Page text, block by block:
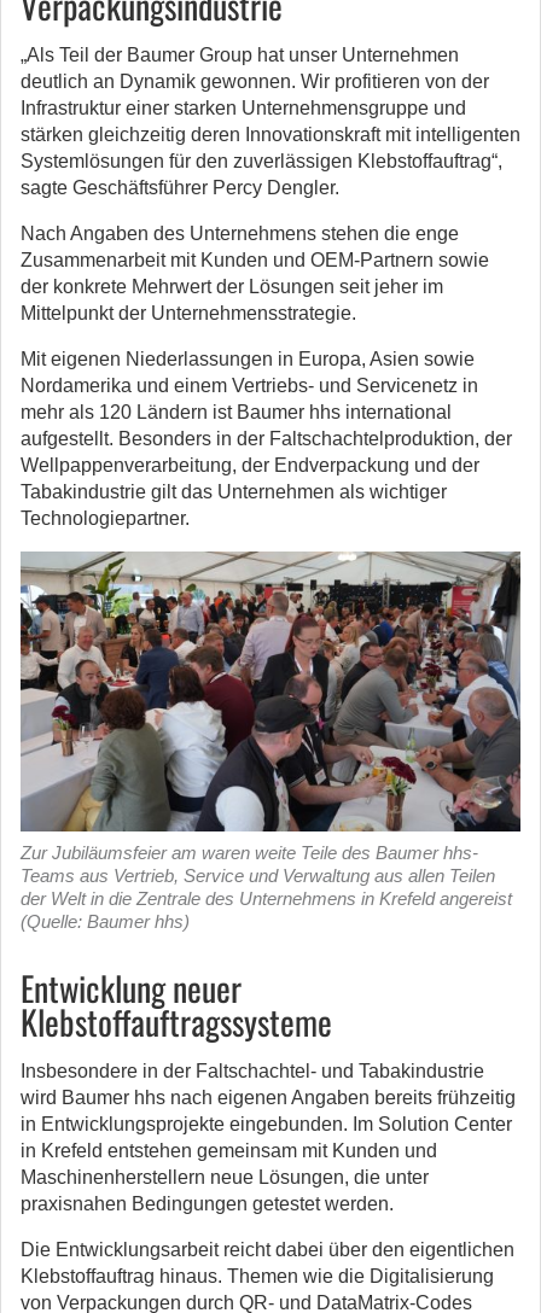
„Als Teil der Baumer Group hat unser Unternehmen
deutlich an Dynamik gewonnen. Wir profitieren von der
Infrastruktur einer starken Unternehmensgruppe und
stärken gleichzeitig deren Innovationskraft mit intelligenten
Systemlösungen für den zuverlässigen Klebstoffauftrag“,
sagte Geschäftsführer Percy Dengler.
Nach Angaben des Unternehmens stehen die enge
Zusammenarbeit mit Kunden und OEM-Partnern sowie
der konkrete Mehrwert der Lösungen seit jeher im
Mittelpunkt der Unternehmensstrategie.
Mit eigenen Niederlassungen in Europa, Asien sowie
Nordamerika und einem Vertriebs- und Servicenetz in
mehr als 120 Ländern ist Baumer hhs international
aufgestellt. Besonders in der Faltschachtelproduktion, der
Wellpappenverarbeitung, der Endverpackung und der
Tabakindustrie gilt das Unternehmen als wichtiger
Technologiepartner.
Zur Jubiläumsfeier am waren weite Teile des Baumer hhs-
Teams aus Vertrieb, Service und Verwaltung aus allen Teilen
der Welt in die Zentrale des Unternehmens in Krefeld angereist
(Quelle: Baumer hhs)
Entwicklung neuer
Klebstoffauftragssysteme
Insbesondere in der Faltschachtel- und Tabakindustrie
wird Baumer hhs nach eigenen Angaben bereits frühzeitig
in Entwicklungsprojekte eingebunden. Im Solution Center
in Krefeld entstehen gemeinsam mit Kunden und
Maschinenherstellern neue Lösungen, die unter
praxisnahen Bedingungen getestet werden.
Die Entwicklungsarbeit reicht dabei über den eigentlichen
Klebstoffauftrag hinaus. Themen wie die Digitalisierung
von Verpackungen durch QR- und DataMatrix-Codes